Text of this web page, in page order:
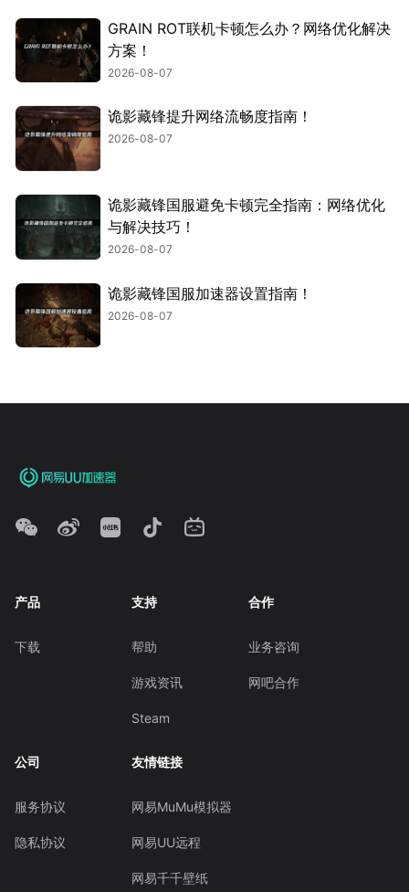
GRAIN ROT联机卡顿怎么办？网络优化解决
方案！
2026-08-07
诡影藏锋提升网络流畅度指南！
2026-08-07
诡影藏锋国服避免卡顿完全指南：网络优化
与解决技巧！
2026-08-07
诡影藏锋国服加速器设置指南！
2026-08-07
产品
下载
支持
帮助
游戏资讯
Steam
合作
业务咨询
网吧合作
公司
服务协议
隐私协议
友情链接
网易MuMu模拟器
网易UU远程
网易千千壁纸